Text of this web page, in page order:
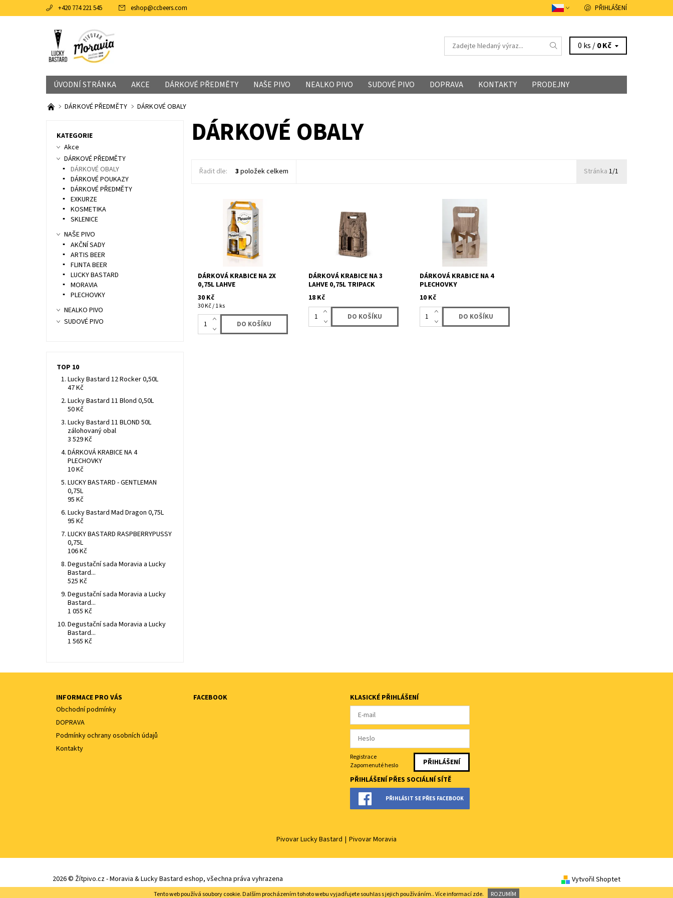
+420 774 221 545 eshop@ccbeers.com PŘIHLÁŠENÍ
0 ks /0 Kč
ÚVODNÍ STRÁNKA AKCE DÁRKOVÉ PŘEDMĚTY NAŠE PIVO NEALKO PIVO SUDOVÉ PIVO DOPRAVA KONTAKTY PRODEJNY
DÁRKOVÉ PŘEDMĚTY DÁRKOVÉ OBALY
DÁRKOVÉ OBALY
Řadit dle: 3 položek celkem Stránka 1/1
stylový kartonový obal na 2
lahve o velikosti 750ml.
Potěšte své blízké skvělým
pivkem v dárkovém balení.
Výběr piva necháme na...
DÁRKOVÁ KRABICE NA 2X
0,75L LAHVE
30 Kč
30 Kč / 1 ks
vlnité lepenky s potiskem
"Varna". Krabička má
jednoduché skládané dno -
lze složit bez nutnosti...
DÁRKOVÁ KRABICE NA 3
LAHVE 0,75L TRIPACK
18 Kč
Dárková krabice na 4 ks
plechovek vlastního výběru.
Vyberte si pivka dle vlastní
DÁRKOVÁ KRABICE NA 4
PLECHOVKY
10 Kč
KATEGORIE
Akce
DÁRKOVÉ PŘEDMĚTY
DÁRKOVÉ OBALY
DÁRKOVÉ POUKAZY
DÁRKOVÉ PŘEDMĚTY
EXKURZE
KOSMETIKA
SKLENICE
NAŠE PIVO
AKČNÍ SADY
ARTIS BEER
FLINTA BEER
LUCKY BASTARD
MORAVIA
PLECHOVKY
NEALKO PIVO
SUDOVÉ PIVO
TOP 10
Lucky Bastard 12 Rocker 0,50L
47 Kč
Lucky Bastard 11 Blond 0,50L
50 Kč
Lucky Bastard 11 BLOND 50L
zálohovaný obal
3 529 Kč
DÁRKOVÁ KRABICE NA 4
PLECHOVKY
10 Kč
LUCKY BASTARD - GENTLEMAN
0,75L
95 Kč
Lucky Bastard Mad Dragon 0,75L
95 Kč
LUCKY BASTARD RASPBERRYPUSSY
0,75L
106 Kč
Degustační sada Moravia a Lucky
Bastard...
525 Kč
Degustační sada Moravia a Lucky
Bastard...
1 055 Kč
Degustační sada Moravia a Lucky
Bastard...
1 565 Kč
INFORMACE PRO VÁS
Obchodní podmínky
DOPRAVA
Podmínky ochrany osobních údajů
Kontakty
FACEBOOK KLASICKÉ PŘIHLÁŠENÍ
Registrace
Zapomenuté heslo
PŘIHLÁŠENÍ PŘES SOCIÁLNÍ SÍTĚ
PŘIHLÁSIT SE PŘES FACEBOOK
Pivovar Lucky Bastard | Pivovar Moravia
2026 © Žítpivo.cz - Moravia & Lucky Bastard eshop, všechna práva vyhrazena Vytvořil Shoptet
Tento web používá soubory cookie. Dalším procházením tohoto webu vyjadřujete souhlas s jejich používáním.. Více informacízde. ROZUMÍM